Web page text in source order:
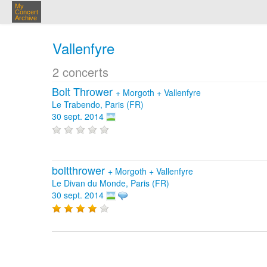
My
Concert
Archive
Vallenfyre
2 concerts
Bolt Thrower + Morgoth + Vallenfyre
Le Trabendo, Paris (FR)
30 sept. 2014
boltthrower + Morgoth + Vallenfyre
Le Divan du Monde, Paris (FR)
30 sept. 2014